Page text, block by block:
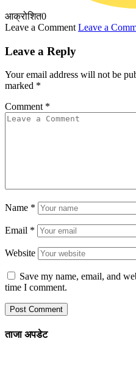
आक्रोशित0
Leave a Comment Leave a
Leave a Reply
Your email address will not be
marked *
Comment *
Name *
Email *
Website
Save my name, email, and
time I comment.
ताजा अपडेट